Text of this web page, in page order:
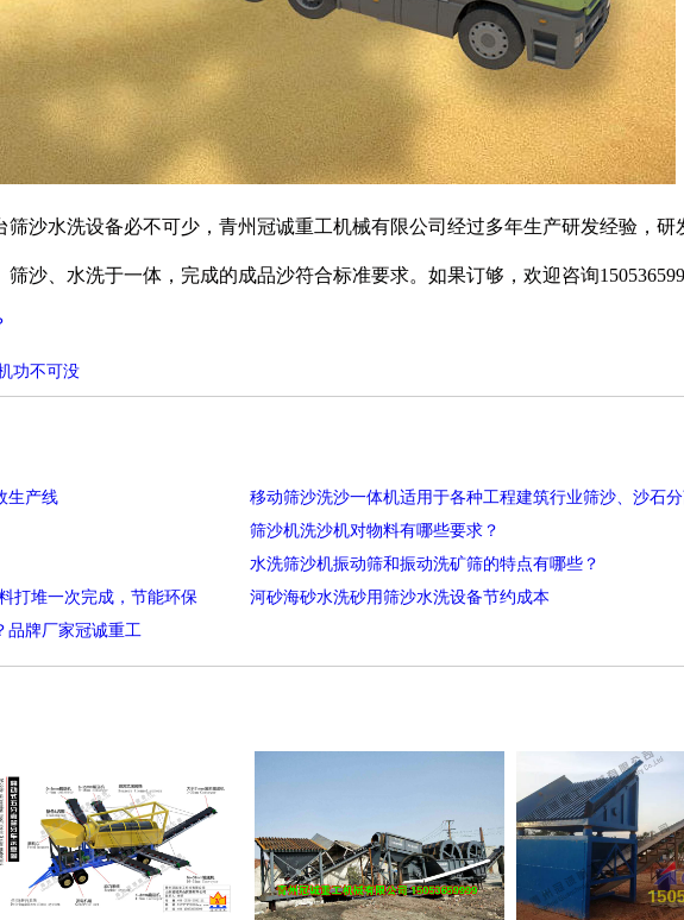
沙水洗设备必不可少，青州冠诚重工机械有限公司经过多年生产研发经验，研
沙、水洗于一体，完成的成品沙符合标准要求。如果订够，欢迎咨询
功不可没
生产线
筛沙机洗沙机对物料有哪些要求？
水洗筛沙机振动筛和振动洗矿筛的特点有哪些？
打堆一次完成，节能环保
河砂海砂水洗砂用筛沙水洗设备节约成本
品牌厂家冠诚重工